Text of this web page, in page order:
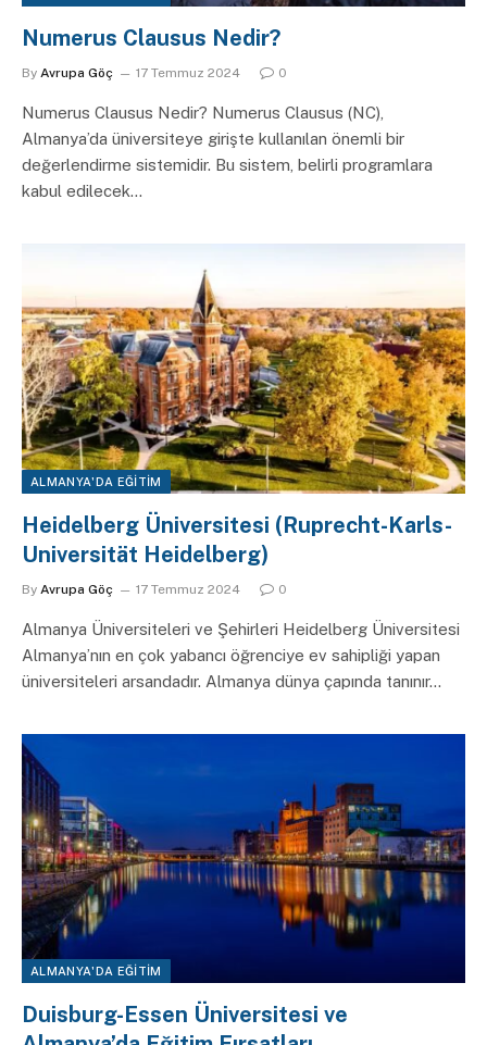
Numerus Clausus Nedir?
By Avrupa Göç 17 Temmuz 2024 0
Numerus Clausus Nedir? Numerus Clausus (NC),
Almanya’da üniversiteye girişte kullanılan önemli bir
değerlendirme sistemidir. Bu sistem, belirli programlara
kabul edilecek…
ALMANYA'DA EĞITIM
Heidelberg Üniversitesi (Ruprecht-Karls-
Universität Heidelberg)
By Avrupa Göç 17 Temmuz 2024 0
Almanya Üniversiteleri ve Şehirleri Heidelberg Üniversitesi
Almanya’nın en çok yabancı öğrenciye ev sahipliği yapan
üniversiteleri arsandadır. Almanya dünya çapında tanınır…
ALMANYA'DA EĞITIM
Duisburg-Essen Üniversitesi ve